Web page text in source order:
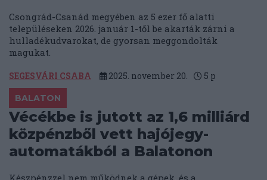
Csongrád-Csanád megyében az 5 ezer fő alatti
településeken 2026. január 1-től be akarták zárni a
hulladékudvarokat, de gyorsan meggondolták
magukat.
SEGESVÁRI CSABA 2025. november 20. 5 p
BALATON
Vécékbe is jutott az 1,6 milliárd
közpénzből vett hajójegy-
automatákból a Balatonon